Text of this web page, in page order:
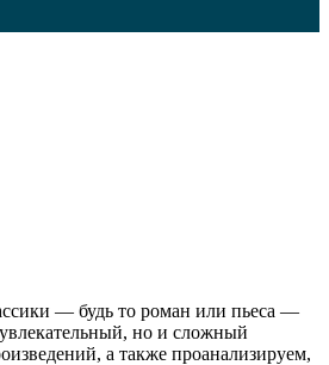
— будь то роман или пьеса —
но и сложный
а также проанализируем,